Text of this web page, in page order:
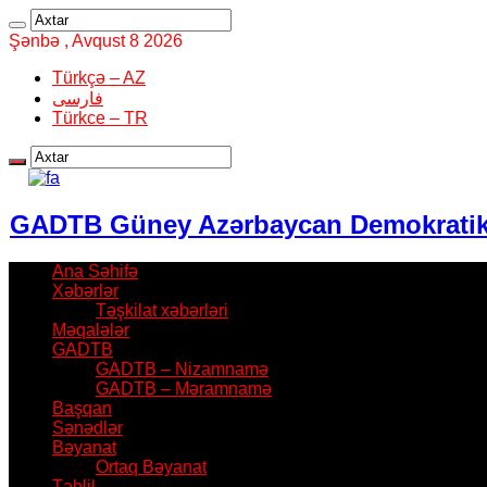
Şənbə , Avqust 8 2026
Türkçə – AZ
فارسی
Türkce – TR
GADTB Güney Azərbaycan
Ana Səhifə
Xəbərlər
Təşkilat xəbərləri
Məqalələr
GADTB
GADTB – Nizamnamə
GADTB – Məramnamə
Başqan
Sənədlər
Bəyanat
Ortaq Bəyanat